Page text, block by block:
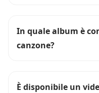
In quale album è
canzone?
È disponibile un